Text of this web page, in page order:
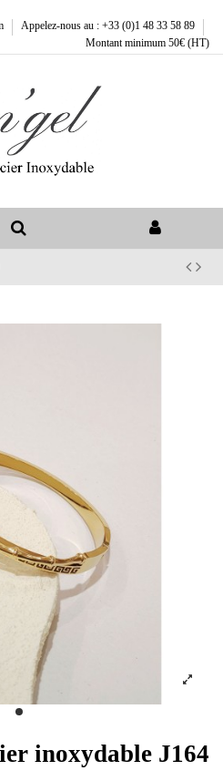
Appelez-nous au : +33 (0)1 48 33 58 89
Montant minimum 50€ (HT)
inoxydable J164